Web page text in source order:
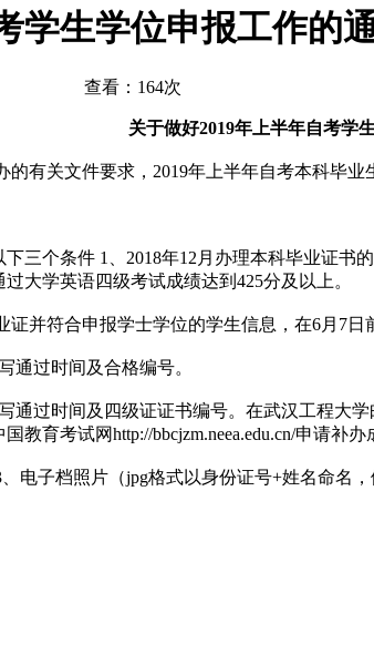
学生学位申报工作的
22 查看：164次
关于做好2019年上半年自考学
有关文件要求，2019年上半年自考本科毕
三个条件 1、2018年12月办理本科毕业证
大学英语四级考试成绩达到425分及以上。
证并符合申报学士学位的学生信息，在6月7
通过时间及合格编号。
通过时间及四级证证书编号。在武汉工程
育考试网http://bbcjzm.neea.edu.cn/申请补
电子档照片（jpg格式以身份证号+姓名命名